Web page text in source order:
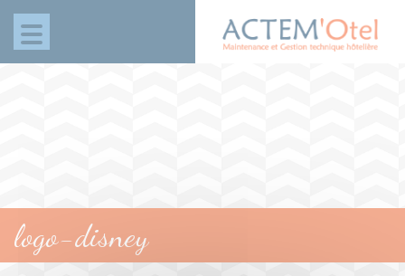
Panneau de gestion des cookies
logo-disney